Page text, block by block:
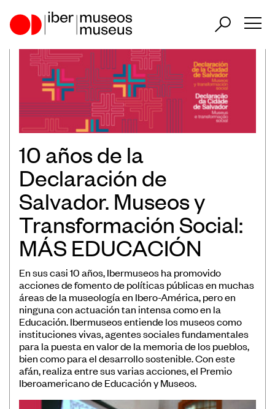
Nuestro papel en el sector
Nuestra Actuación
Países Participantes
Encuentros Iberoamericanos de
Museos
Observatorio Iberoamericano de
Museos
Educación
Patrimonio
Formación y Capacitación
Sostenibilidad
10 años de la
Declaración de
Salvador. Museos y
Transformación Social:
MÁS EDUCACIÓN
En sus casi 10 años, Ibermuseos ha promovido
acciones de fomento de políticas públicas en muchas
áreas de la museología en Ibero-América, pero en
ninguna con actuación tan intensa como en la
Educación. Ibermuseos entiende los museos como
instituciones vivas, agentes sociales fundamentales
para la puesta en valor de la memoria de los pueblos,
bien como para el desarrollo sostenible. Con este
afán, realiza entre sus varias acciones, el Premio
Iberoamericano de Educación y Museos.